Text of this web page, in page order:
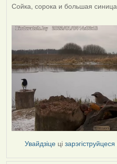
Сойка, сорока и большая
Увайдзіце цізарэгіструйцеся